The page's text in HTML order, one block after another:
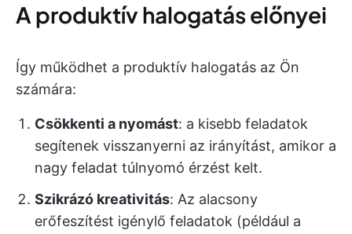
A produktív halogatás előnyei
Így működhet a produktív halogatás az Ön
számára:
Csökkenti a nyomást: a kisebb feladatok
segítenek visszanyerni az irányítást, amikor a
nagy feladat túlnyomó érzést kelt.
Szikrázó kreativitás: Az alacsony
erőfeszítést igénylő feladatok (például a